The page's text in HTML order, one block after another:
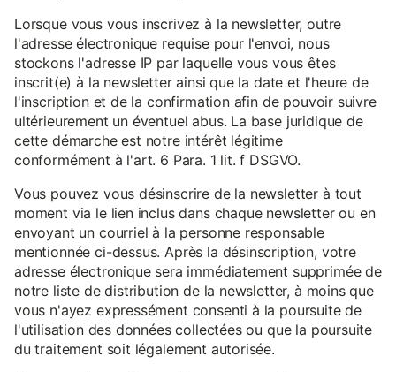
Lorsque vous vous inscrivez à la newsletter, outre
l'adresse électronique requise pour l'envoi, nous
stockons l'adresse IP par laquelle vous vous êtes
inscrit(e) à la newsletter ainsi que la date et l'heure de
l'inscription et de la confirmation afin de pouvoir suivre
ultérieurement un éventuel abus. La base juridique de
cette démarche est notre intérêt légitime
conformément à l'art. 6 Para. 1 lit. f DSGVO.
Vous pouvez vous désinscrire de la newsletter à tout
moment via le lien inclus dans chaque newsletter ou en
envoyant un courriel à la personne responsable
mentionnée ci-dessus. Après la désinscription, votre
adresse électronique sera immédiatement supprimée de
notre liste de distribution de la newsletter, à moins que
vous n'ayez expressément consenti à la poursuite de
l'utilisation des données collectées ou que la poursuite
du traitement soit légalement autorisée.